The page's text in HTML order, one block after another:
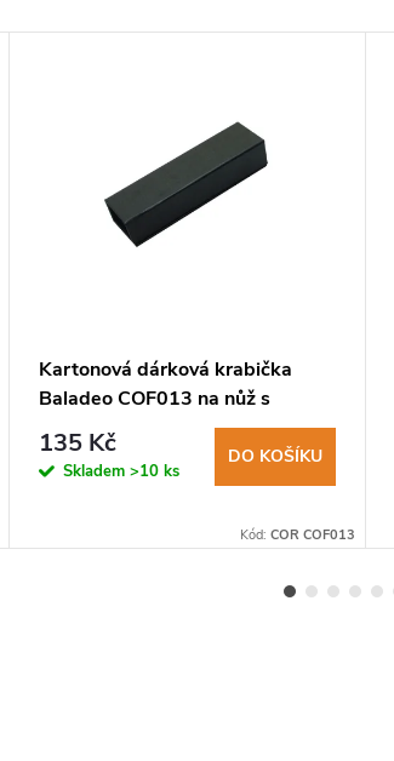
Kartonová dárková krabička
Baladeo COF013 na nůž s
výstelkou, magnetický uzávěr
135 Kč
Skladem >10 ks
DO KOŠÍKU
Kód: COR COF013